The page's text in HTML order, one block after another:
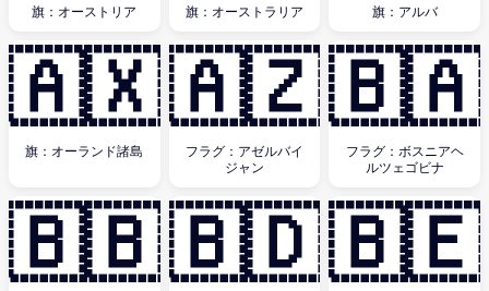
旗：オーストリア 旗：オーストラリア 旗：アルバ
🇦🇽
旗：オーランド諸島
🇦🇿
フラグ：アゼルバイ
ジャン
🇧🇦
フラグ：ボスニアヘ
ルツェゴビナ
🇧🇧🇧🇩🇧🇪